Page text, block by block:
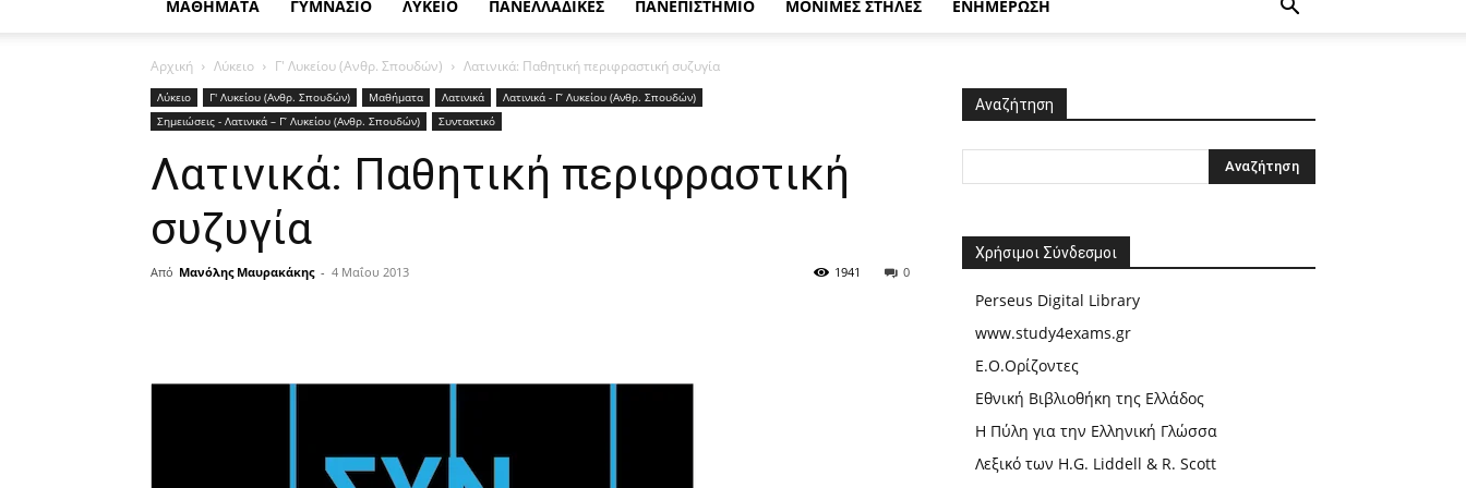
ΜΑΘΗΜΑΤΑ ΓΥΜΝΑΣΙΟ ΛΥΚΕΙΟ ΠΑΝΕΛΛΑΔΙΚΕΣ ΠΑΝΕΠΙΣΤΗΜΙΟ ΜΟΝΙΜΕΣ ΣΤΗΛΕΣ ΕΝΗΜΕΡΩΣΗ
Αρχική Λύκειο Γ' Λυκείου (Ανθρ. Σπουδών) Λατινικά: Παθητική περιφραστική συζυγία
Λύκειο Γ' Λυκείου (Ανθρ. Σπουδών) Μαθήματα Λατινικά
Λατινικά - Γ’ Λυκείου (Ανθρ. Σπουδών)
Σημειώσεις - Λατινικά – Γ’ Λυκείου (Ανθρ. Σπουδών)
Συντακτικό
Λατινικά: Παθητική περιφραστική
συζυγία
Από Μανόλης Μαυρακάκης - 4 Μαΐου 2013 0
1941
Αναζήτηση
Χρήσιμοι Σύνδεσμοι
Perseus Digital Library
www.study4exams.gr
Ε.Ο.Ορίζοντες
Εθνική Βιβλιοθήκη της Ελλάδος
Η Πύλη για την Ελληνική Γλώσσα
Λεξικό των H.G. Liddell & R. Scott